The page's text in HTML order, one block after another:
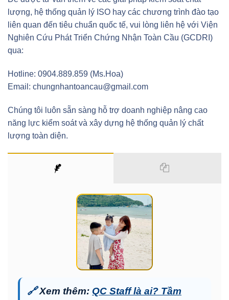
lượng, hệ thống quản lý ISO hay các chương trình đào tạo
liên quan đến tiêu chuẩn quốc tế, vui lòng liên hệ với Viện
Nghiên Cứu Phát Triển Chứng Nhận Toàn Cầu (GCDRI)
qua:
Hotline: 0904.889.859 (Ms.Hoa)
Email: chungnhantoancau@gmail.com
Chúng tôi luôn sẵn sàng hỗ trợ doanh nghiệp nâng cao
năng lực kiểm soát và xây dựng hệ thống quản lý chất
lượng toàn diện.
🔗Xem thêm: QC Staff là ai? Tầm